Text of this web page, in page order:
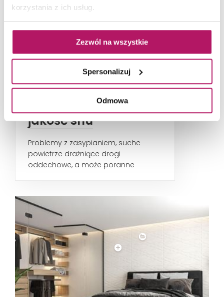
korzystania z ich usług.
Zezwól na wszystkie
Spersonalizuj
Odmowa
Jakie rośliny wybrać
do sypialni?
Najzdrowsze gatunki,
które poprawią
jakość snu
Problemy z zasypianiem, suche
powietrze drażniące drogi
oddechowe, a może poranne